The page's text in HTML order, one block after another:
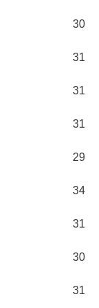
30
31
31
31
29
34
31
30
31